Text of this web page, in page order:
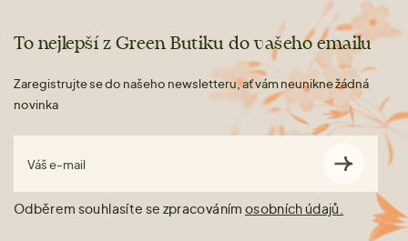
To nejlepší z Green Butiku do vašeho emailu
Zaregistrujte se do našeho newsletteru, ať vám neunikne žádná
novinka
Váš e-mail
Odběrem souhlasíte se zpracováním osobních údajů.